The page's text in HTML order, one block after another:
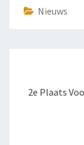
Nieuws
2e Plaats